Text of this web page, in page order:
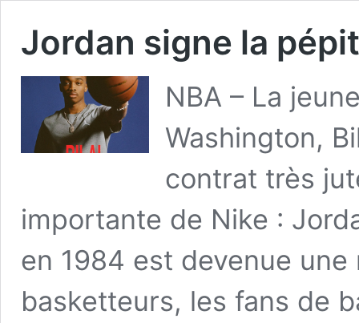
Jordan signe la
NBA – La
Washington,
contrat très
importante de Nike :
en 1984 est devenue
basketteurs, les fans de